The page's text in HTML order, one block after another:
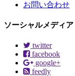
お問い合わせ
ソーシャルメディア
twitter
facebook
google+
feedly